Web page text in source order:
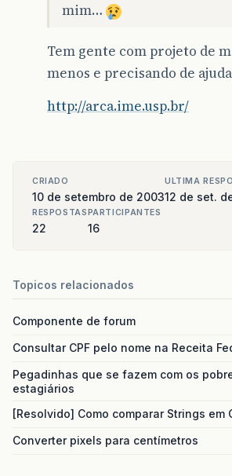
mim…
Tem gente com projeto de
menos e precisando de
http://arca.ime.usp.br/
CRIADO
10 de setembro de 2003
ULTIMA
12 de set.
RESPOSTAS
22
PARTICIPANTES
16
Topicos relacionados
Componente de forum
Consultar CPF pelo nome na Receita
Pegadinhas que se fazem com os
estagiários
[Resolvido] Como comparar Strings em
Converter pixels para centímetros